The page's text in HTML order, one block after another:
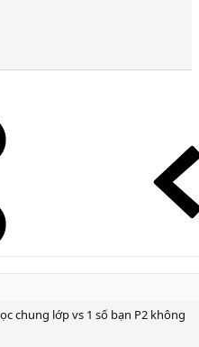
chung lớp vs 1 số bạn P2 không